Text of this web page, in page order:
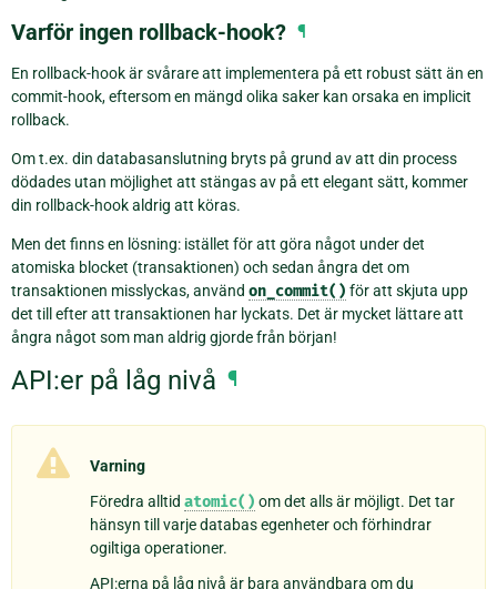
Varför ingen rollback-hook? ¶
En rollback-hook är svårare att implementera på ett robust sätt än en
commit-hook, eftersom en mängd olika saker kan orsaka en implicit
rollback.
Om t.ex. din databasanslutning bryts på grund av att din process
dödades utan möjlighet att stängas av på ett elegant sätt, kommer
din rollback-hook aldrig att köras.
Men det finns en lösning: istället för att göra något under det
atomiska blocket (transaktionen) och sedan ångra det om
transaktionen misslyckas, använd on_commit() för att skjuta upp
det till efter att transaktionen har lyckats. Det är mycket lättare att
ångra något som man aldrig gjorde från början!
API:er på låg nivå ¶
Varning
Föredra alltid atomic() om det alls är möjligt. Det tar
hänsyn till varje databas egenheter och förhindrar
ogiltiga operationer.
API:erna på låg nivå är bara användbara om du